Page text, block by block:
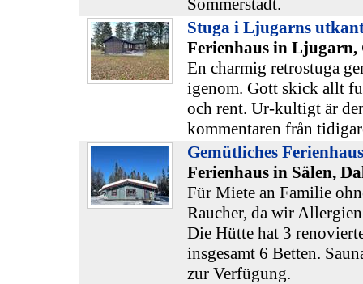
Sommerstadt.
Stuga i Ljugarns
Ferienhaus in Ljugarn,
En charmig retrostuga
igenom. Gott skick allt
och rent. Ur-kultigt är
kommentaren från
Gemütliches
Ferienhaus in Sälen,
Für Miete an Familie
Raucher, da wir
Die Hütte hat 3
insgesamt 6 Betten.
zur Verfügung.